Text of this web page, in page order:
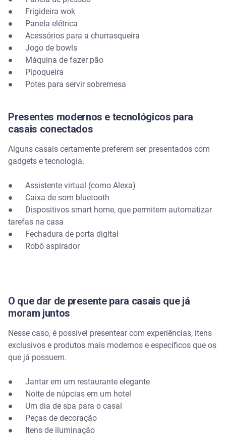
● Frigideira wok
● Panela elétrica
● Acessórios para a churrasqueira
● Jogo de bowls
● Máquina de fazer pão
● Pipoqueira
● Potes para servir sobremesa
Presentes modernos e tecnológicos para
casais conectados
Alguns casais certamente preferem ser presentados com
gadgets e tecnologia.
● Assistente virtual (como Alexa)
● Caixa de som bluetooth
● Dispositivos smart home, que permitem automatizar
tarefas na casa
● Fechadura de porta digital
● Robô aspirador
O que dar de presente para casais que já
moram juntos
Nesse caso, é possível presentear com experiências, itens
exclusivos e produtos mais modernos e específicos que os
que já possuem.
● Jantar em um restaurante elegante
● Noite de núpcias em um hotel
● Um dia de spa para o casal
● Peças de decoração
● Itens de iluminação